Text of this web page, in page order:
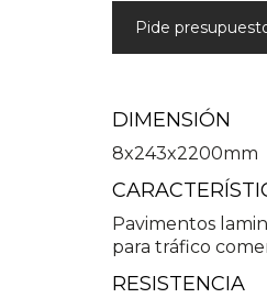
Pide
DIMENSIÓN
8x243x2200mm
Pavimentos
para tráfico
RESISTENCIA